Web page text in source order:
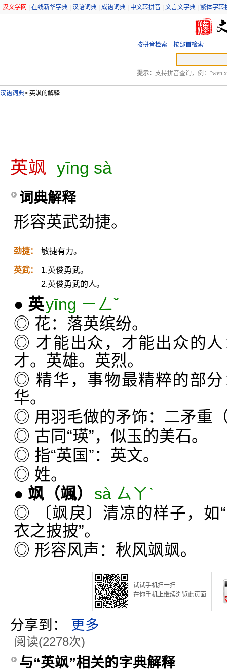
汉文学网 在线新华字典 汉语词典 成语词典 中文转拼音 文言文字典 繁体字转
按拼音检索 按部首检索
提示： 支持拼音查询，例：“wen
汉语词典> 英飒的解释
英飒 yīng sà
词典解释
形容英武劲捷。
劲捷： 敏捷有力。
英武：
1.英俊勇武。
2.英俊勇武的人。
● 英yīng ㄧㄥˇ
◎ 花：落英缤纷。
◎ 才能出众，才能出众的
才。英雄。英烈。
◎ 精华，事物最精粹的部
华。
◎ 用羽毛做的矛饰：二矛重
◎ 古同“瑛”，似玉的美石。
◎ 指“英国”：英文。
◎ 姓。
● 飒 （颯）
sà ㄙㄚˋ
◎ 〔飒戾〕清凉的样子，如
衣之披披”。
◎ 形容风声：秋风飒飒。
试试手机扫一扫
在你手机上继续浏览此页面
分享到： 更多
阅读(2278次)
与“英飒”相关的字典解释